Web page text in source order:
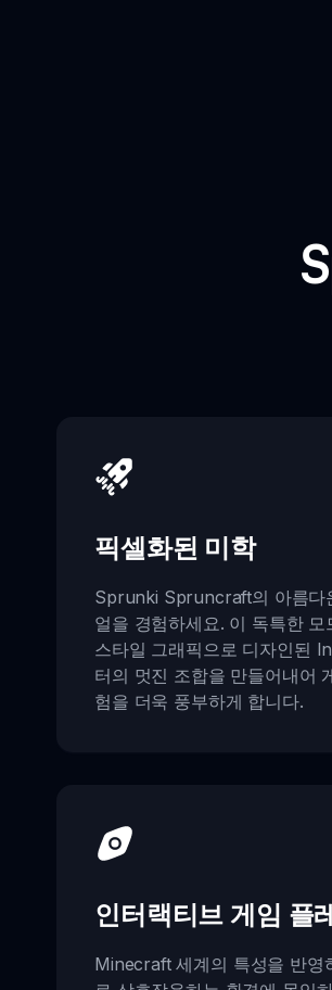
픽셀화된 미학
Sprunki Spruncraft의 아름다
얼을 경험하세요. 이 독특한
스타일 그래픽으로 디자인된
터의 멋진 조합을 만들어내어
험을 더욱 풍부하게 합니다.
인터랙티브 게임 플
Minecraft 세계의 특성을 반영